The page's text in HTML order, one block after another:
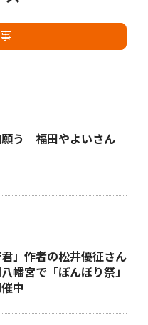
願う 福田やよいさん
君」作者の松井優征さん
幡宮で「ぼんぼり祭」
催中